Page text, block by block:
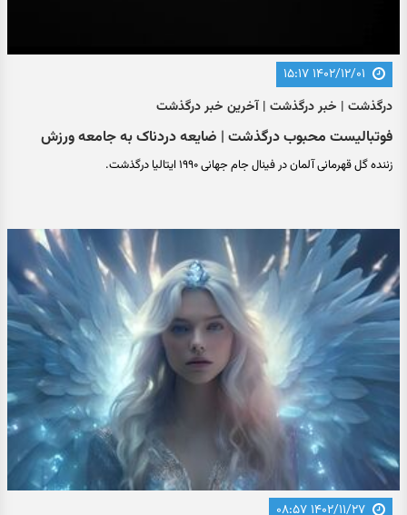
۱۴۰۲/۱۲/۰۱ ۱۵:۱۷
درگذشت | خبر درگذشت | آخرین خبر درگذشت
فوتبالیست محبوب درگذشت | ضایعه دردناک به جامعه ورزش
زننده گل قهرمانی آلمان در فینال جام جهانی ۱۹۹۰ ایتالیا درگذشت.
۱۴۰۲/۱۱/۲۷ ۰۸:۵۷